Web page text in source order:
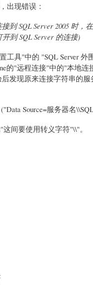
出现错误：
到 SQL Server 2005 时
到 SQL Server 的连接)
工具"中的 "SQL Server
的"远程连接"中的"本地
发现原来连接字符串的
("Data Source=服务器名
间要使用转义字符"\\"。